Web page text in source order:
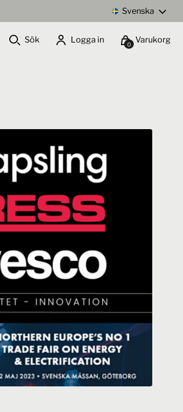
Svenska
Sök Logga in Varukorg
0